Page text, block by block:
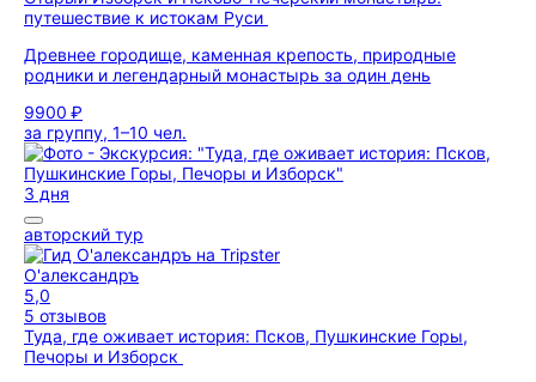
путешествие к истокам Руси
Древнее городище, каменная крепость, природные
родники и легендарный монастырь за один день
9900 ₽
за группу, 1–10 чел.
3 дня
авторский тур
О'александръ
5,0
5 отзывов
Туда, где оживает история: Псков, Пушкинские Горы,
Печоры и Изборск